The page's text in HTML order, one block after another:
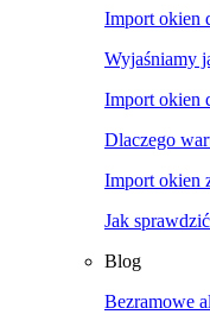
Import okien
Wyjaśniamy
Import okien
Dlaczego
Import okien
Jak
Blog
Bezramowe